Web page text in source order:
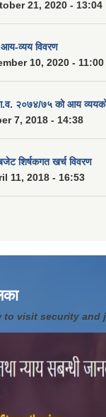
21, 2020 - 13:04
व्यय विवरण
10, 2020 - 11:00
२०७४/७५ को आय
7, 2018 - 14:38
शिर्षकगत खर्च विवरण
11, 2018 - 16:53
to visit security and